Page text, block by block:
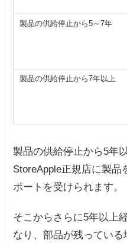
製品の供給停止から5～7年
製品の供給停止から7年以上
製品の供給停止から5年
StoreApple正規店に製品
ポートを受けられます。
そこからさらに5年以上
なり、部品が残ってい